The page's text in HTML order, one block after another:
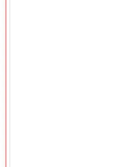
条件？？-重庆公务员-
次-今日重庆-华龙网
克-今日重
收取-搜狐财经
公示】-环球网校
趣网
新浪新闻
经济发展——网·重庆视
材料通知_中公教育网
示_中大网校